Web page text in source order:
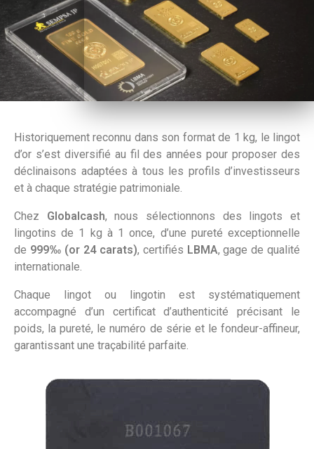
Historiquement reconnu dans son format de 1 kg, le lingot
d’or s’est diversifié au fil des années pour proposer des
déclinaisons adaptées à tous les profils d’investisseurs
et à chaque stratégie patrimoniale.
Chez Globalcash, nous sélectionnons des lingots et
lingotins de 1 kg à 1 once, d’une pureté exceptionnelle
de 999‰ (or 24 carats), certifiés LBMA, gage de qualité
internationale.
Chaque lingot ou lingotin est systématiquement
accompagné d’un certificat d’authenticité précisant le
poids, la pureté, le numéro de série et le fondeur-affineur,
garantissant une traçabilité parfaite.